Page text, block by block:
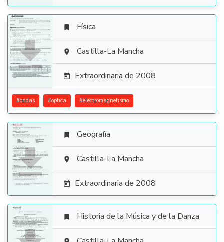

 Física
 Castilla-La Mancha
 Extraordinaria de 2008
#ondas #optica #electromagnetismo

 Geografía
 Castilla-La Mancha
 Extraordinaria de 2008
 Historia de la Música y de la Danza